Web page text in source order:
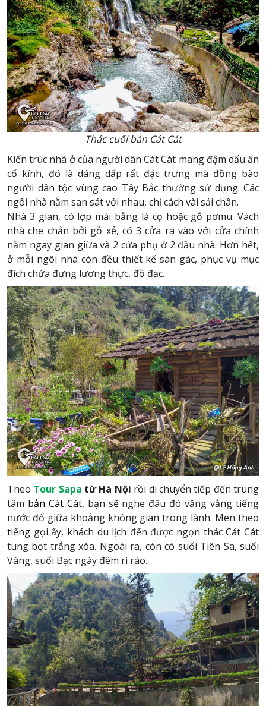
Thác cuối bản Cát Cát
Kiến trúc nhà ở của người dân Cát Cát mang đậm dấu ấn
cổ kính, đó là dáng dấp rất đặc trưng mà đồng bào
người dân tộc vùng cao Tây Bắc thường sử dụng. Các
ngôi nhà nằm san sát với nhau, chỉ cách vài sải chân.
Nhà 3 gian, có lợp mái bằng lá cọ hoặc gỗ pơmu. Vách
nhà che chắn bởi gỗ xẻ, có 3 cửa ra vào với cửa chính
nằm ngay gian giữa và 2 cửa phụ ở 2 đầu nhà. Hơn hết,
ở mỗi ngôi nhà còn đều thiết kế sàn gác, phục vụ mục
đích chứa đựng lương thực, đồ đạc.
Theo Tour Sapa từ Hà Nội rồi di chuyển tiếp đến trung
tâm bản Cát Cát, bạn sẽ nghe đâu đó văng vẳng tiếng
nước đổ giữa khoảng không gian trong lành. Men theo
tiếng gọi ấy, khách du lịch đến được ngọn thác Cát Cát
tung bọt trắng xóa. Ngoài ra, còn có suối Tiên Sa, suối
Vàng, suối Bạc ngày đêm rì rào.